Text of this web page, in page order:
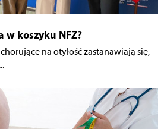
w koszyku NFZ?
na otyłość zastanawiają się,